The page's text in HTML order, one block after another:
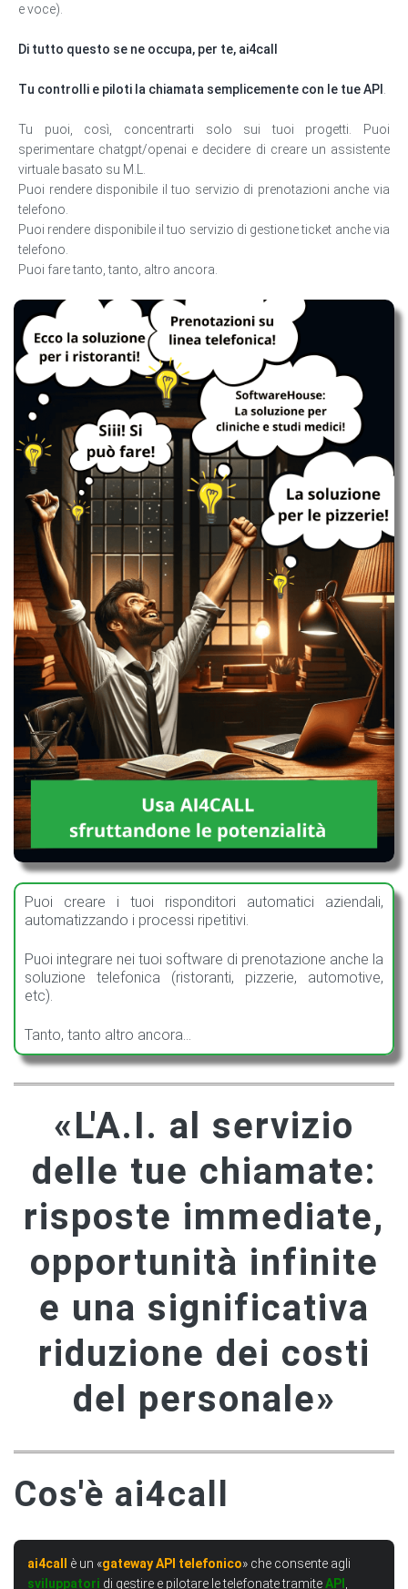
e voce).
Di tutto questo se ne occupa, per te, ai4call
Tu controlli e piloti la chiamata semplicemente con le tue API
Tu puoi, così, concentrarti solo sui tuoi progetti. Puoi
sperimentare chatgpt/openai e decidere di creare un assistente
virtuale basato su M.L.
Puoi rendere disponibile il tuo servizio di prenotazioni anche via
telefono.
Puoi rendere disponibile il tuo servizio di gestione ticket anche via
telefono.
Puoi fare tanto, tanto, altro ancora.
Puoi creare i tuoi risponditori automatici aziendali,
automatizzando i processi ripetitivi.
Puoi integrare nei tuoi software di prenotazione anche la
soluzione telefonica (ristoranti, pizzerie, automotive,
etc).
Tanto, tanto altro ancora...
«L'A.I. al servizio
delle tue chiamate:
risposte immediate,
opportunità infinite
e una significativa
riduzione dei costi
del personale»
Cos'è ai4call
ai4call è un «gateway API telefonico» che consente agli
sviluppatori di gestire e pilotare le telefonate tramiteAPI